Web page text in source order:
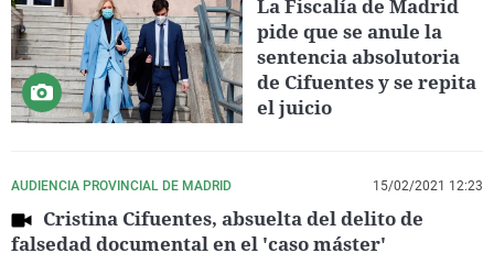
La Fiscalía de Madrid
pide que se anule la
sentencia absolutoria
de Cifuentes y se repita
el juicio
AUDIENCIA PROVINCIAL DE MADRID 15/02/2021 12:23
Cristina Cifuentes, absuelta del delito de
falsedad documental en el 'caso máster'